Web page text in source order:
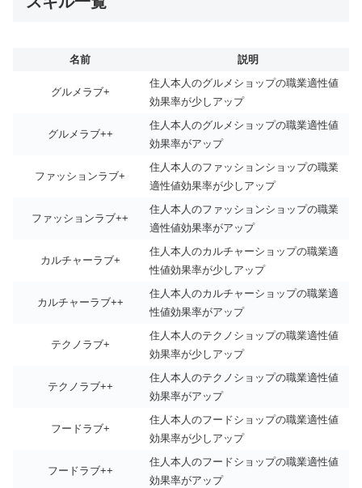
名前 説明
グルメラブ+
住人本人のグルメショップの職業適性値
効果率が少しアップ
グルメラブ++
住人本人のグルメショップの職業適性値
効果率がアップ
ファッションラブ+
住人本人のファッションショップの職業
適性値効果率が少しアップ
ファッションラブ++
住人本人のファッションショップの職業
適性値効果率がアップ
カルチャーラブ+
住人本人のカルチャーショップの職業適
性値効果率が少しアップ
カルチャーラブ++
住人本人のカルチャーショップの職業適
性値効果率がアップ
テクノラブ+
住人本人のテクノショップの職業適性値
効果率が少しアップ
テクノラブ++
住人本人のテクノショップの職業適性値
効果率がアップ
フードラブ+
住人本人のフードショップの職業適性値
効果率が少しアップ
フードラブ++
住人本人のフードショップの職業適性値
効果率がアップ